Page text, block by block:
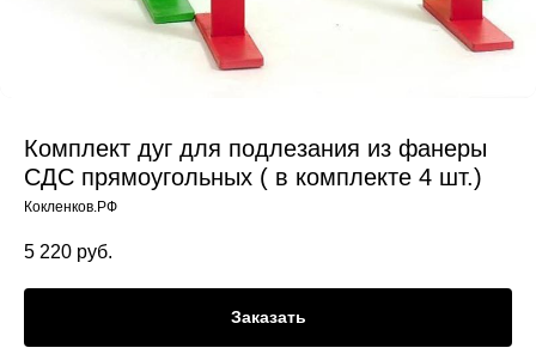
Комплект дуг для подлезания из фанеры
СДС прямоугольных ( в комплекте 4 шт.)
Кокленков.РФ
5 220 руб.
Заказать